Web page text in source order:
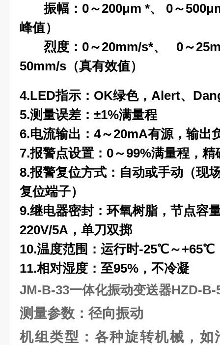
振幅：0～200μm *、 0～
峰值）
烈度：0～20mm/s*、 0～
50mm/s（真有效值）
4.LED指示：OK绿色，Alert、
5.测量误差：±1%满量程
6.电流输出：4～20mA有源，输
7.报警点设置：0～99%满量程，
8.报警复位方式：自动或手动（现
复位端子）
9.继电器密封：环氧树脂，节点容
220V/5A，单刀双掷
10.温度范围：运行时-25℃～+65℃
11.相对湿度：至95%，不冷凝
JM-B-33一体化振动变送器HZD-
测量参数：径向振动
机组类型：各种旋转机械，如